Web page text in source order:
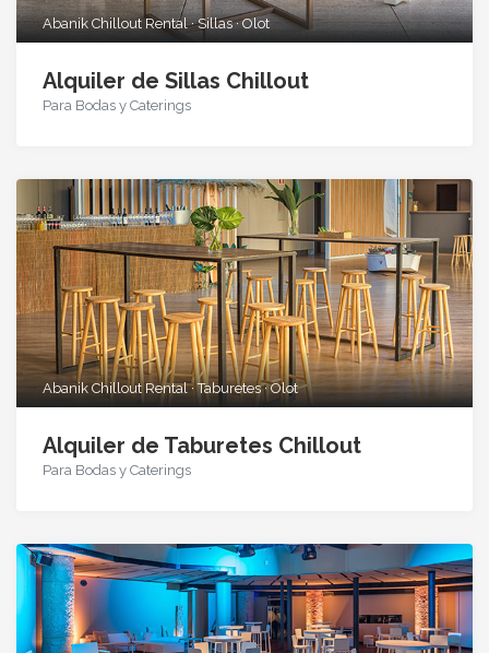
Abanik Chillout Rental · Sillas · Olot
Alquiler de Sillas Chillout
Para Bodas y Caterings
Abanik Chillout Rental · Taburetes · Olot
Alquiler de Taburetes Chillout
Para Bodas y Caterings